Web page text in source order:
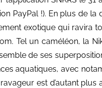
PayPal !). En plus de la
exotique qui ravira
Tel un caméléon, la
de ses
aquatiques, avec
est d’autant